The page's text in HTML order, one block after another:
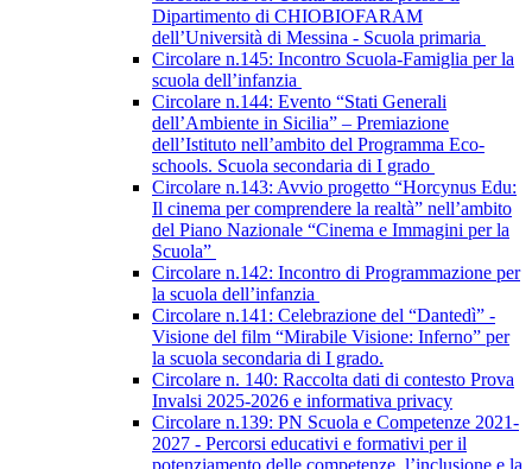
Dipartimento di CHIOBIOFARAM
dell’Università di Messina - Scuola primaria
Circolare n.145: Incontro Scuola-Famiglia per la
scuola dell’infanzia
Circolare n.144: Evento “Stati Generali
dell’Ambiente in Sicilia” – Premiazione
dell’Istituto nell’ambito del Programma Eco-
schools. Scuola secondaria di I grado
Circolare n.143: Avvio progetto “Horcynus Edu:
Il cinema per comprendere la realtà” nell’ambito
del Piano Nazionale “Cinema e Immagini per la
Scuola”
Circolare n.142: Incontro di Programmazione per
la scuola dell’infanzia
Circolare n.141: Celebrazione del “Dantedì” -
Visione del film “Mirabile Visione: Inferno” per
la scuola secondaria di I grado.
Circolare n. 140: Raccolta dati di contesto Prova
Invalsi 2025-2026 e informativa privacy
Circolare n.139: PN Scuola e Competenze 2021-
2027 - Percorsi educativi e formativi per il